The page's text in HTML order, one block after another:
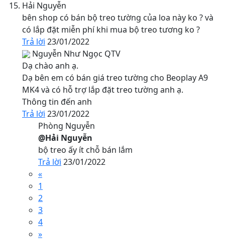
Hải Nguyễn
bên shop có bán bộ treo tường của loa này ko ? và
có lắp đặt miễn phí khi mua bộ treo tương ko ?
Trả lời 23/01/2022
Nguyễn Như Ngọc QTV
Dạ chào anh ạ.
Dạ bên em có bán giá treo tường cho Beoplay A9
MK4 và có hỗ trợ lắp đặt treo tường anh ạ.
Thông tin đến anh
Trả lời 23/01/2022
Phòng Nguyễn
@Hải Nguyễn
bộ treo ấy ít chỗ bán lắm
Trả lời 23/01/2022
«
1
2
3
4
»